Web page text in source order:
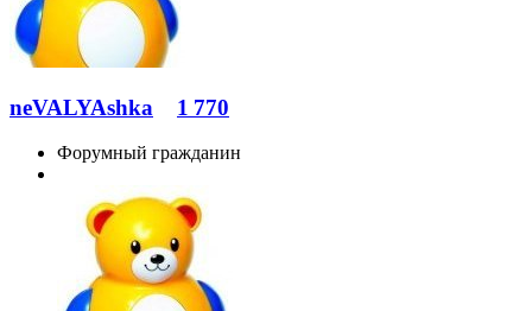
neVALYAshka 1 770
Форумный гражданин